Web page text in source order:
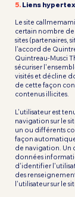
5. Liens
Le site
certain nombre de
sites (partenaires,
l'accord de
Quintreau-Musci
sécuriser
visités et décline
de cette façon
contenus illicites.
L'utilisateur est
navigation sur le
un ou différents
façon
de navigation. Un
données
d'identifier
des
l'utilisateur sur le